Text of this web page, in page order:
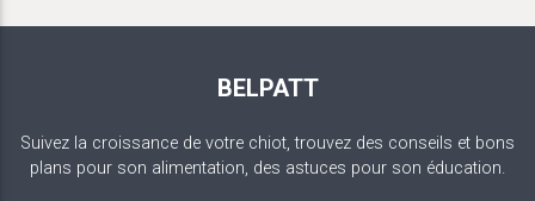
BELPATT
Suivez la croissance de votre chiot, trouvez des conseils et bons
plans pour son alimentation, des astuces pour son éducation.